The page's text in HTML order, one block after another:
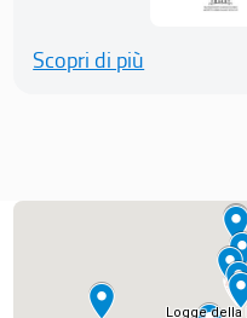
Scopri di più